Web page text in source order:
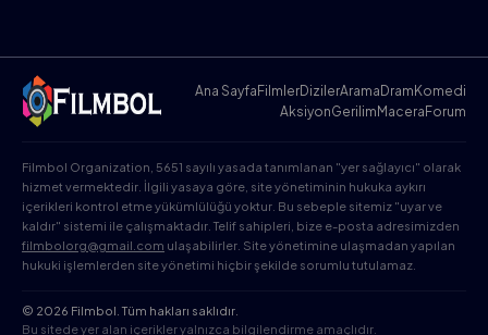
Ana Sayfa FilmlerDizilerArama Dram Komedi
AksiyonGerilim Macera Forum
Filmbol Organization, 5651 sayılı yasada tanımlanan "yer sağlayıcı" olarak
hizmet vermektedir. İlgili yasaya göre, site yönetiminin hukuka aykırı
içerikleri kontrol etme yükümlülüğü yoktur. Bu sebeple sitemiz "uyar ve
kaldır" sistemi ile çalışmaktadır. Telif sahipleri, bize e-posta adresimizden
filmbolorg@gmail.com ulaşabilirler. Site yönetimine ulaşmadan yapılan
hukuki işlemlerden site yönetimi hiçbir şekilde sorumlu tutulamaz.
© 2026 Filmbol. Tüm hakları saklıdır.
Bu sitede yer alan içerikler yalnızca bilgilendirme amaçlıdır.